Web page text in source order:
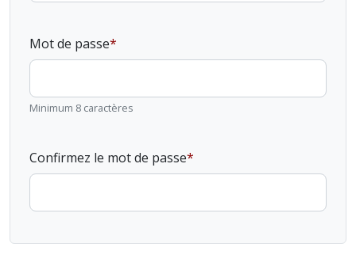
Mot de passe
Minimum 8 caractères
Confirmez le mot de passe